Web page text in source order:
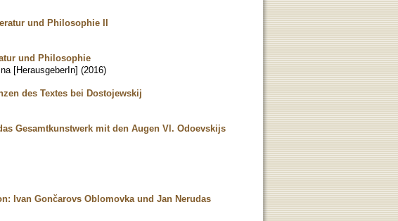
und Philosophie II
und Philosophie
[HerausgeberIn] (2016)
des Textes bei Dostojewskij
Gesamtkunstwerk mit den Augen Vl. Odoevskijs
Ivan Gončarovs Oblomovka und Jan Nerudas